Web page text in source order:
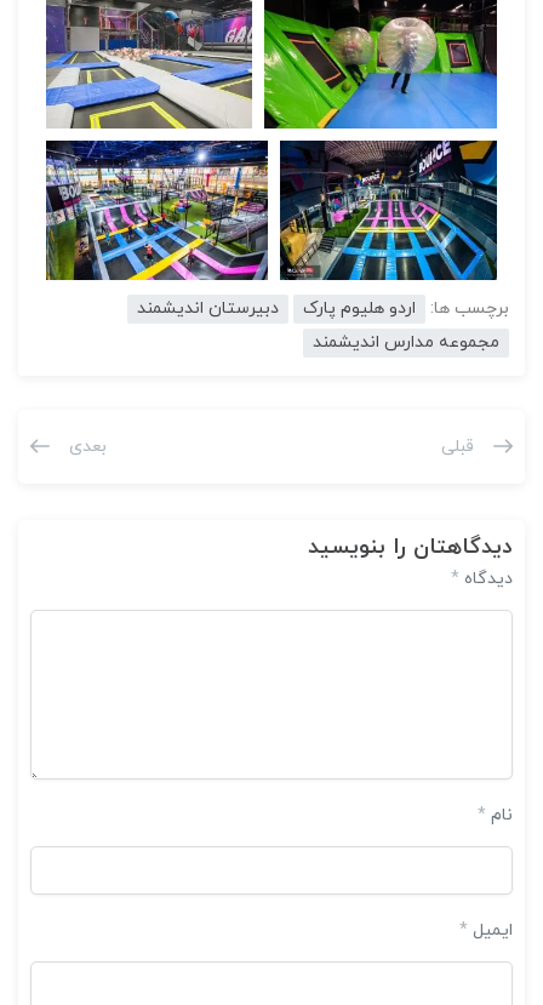
برچسب ها: اردو هلیوم پارک
دبیرستان اندیشمند
مجموعه مدارس اندیشمند
قبلی بعدی
دیدگاهتان را بنویسید
دیدگاه *
نام *
ایمیل *